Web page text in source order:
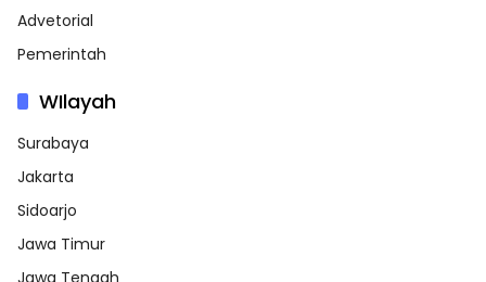
Advetorial
Pemerintah
WIlayah
Surabaya
Jakarta
Sidoarjo
Jawa Timur